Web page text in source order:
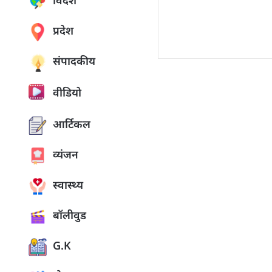
प्रदेश
संपादकीय
वीडियो
आर्टिकल
व्यंजन
स्वास्थ्य
बॉलीवुड
G.K